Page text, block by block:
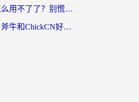
归雁加速器怎么用不了了？别慌，这篇指南教你如何丝滑“回家”
海外党必看：斧牛和ChickCN好用吗？3款热门加速器实测+番茄加速器深度体验